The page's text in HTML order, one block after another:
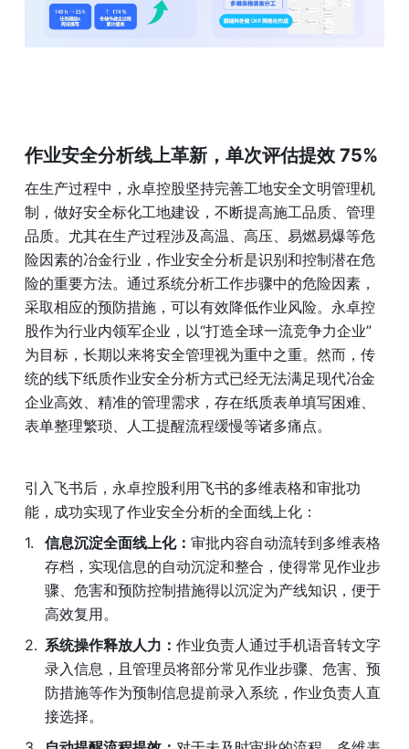
作业安全分析线上革新，单次评估提效 75%
在生产过程中，永卓控股坚持完善工地安全文明管理机
制，做好安全标化工地建设，不断提高施工品质、管理
品质。尤其在生产过程涉及高温、高压、易燃易爆等危
险因素的冶金行业，作业安全分析是识别和控制潜在危
险的重要方法。通过系统分析工作步骤中的危险因素，
采取相应的预防措施，可以有效降低作业风险。永卓控
股作为行业内领军企业，以“打造全球一流竞争力企业”
为目标，长期以来将安全管理视为重中之重。然而，传
统的线下纸质作业安全分析方式已经无法满足现代冶金
企业高效、精准的管理需求，存在纸质表单填写困难、
表单整理繁琐、人工提醒流程缓慢等诸多痛点。
引入飞书后，永卓控股利用飞书的多维表格和审批功
能，成功实现了作业安全分析的全面线上化：
信息沉淀全面线上化： 审批内容自动流转到多维表格
存档，实现信息的自动沉淀和整合，使得常见作业步
骤、危害和预防控制措施得以沉淀为产线知识，便于
高效复用。
系统操作释放人力： 作业负责人通过手机语音转文字
录入信息，且管理员将部分常见作业步骤、危害、预
防措施等作为预制信息提前录入系统，作业负责人直
接选择。